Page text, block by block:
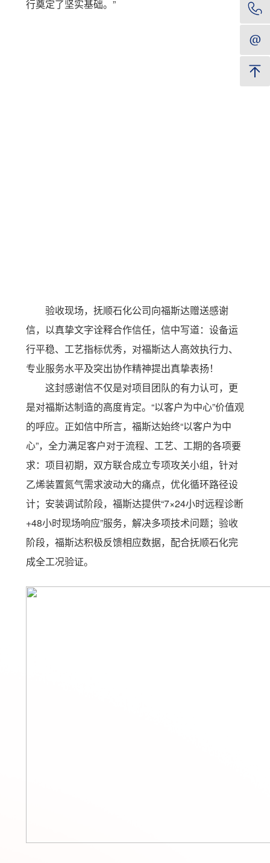
行奠定了坚实基础。”
验收现场，抚顺石化公司向福斯达赠送感谢
信，以真挚文字诠释合作信任，信中写道：设备运
行平稳、工艺指标优秀，对福斯达人高效执行力、
专业服务水平及突出协作精神提出真挚表扬！
这封感谢信不仅是对项目团队的有力认可，更
是对福斯达制造的高度肯定。“以客户为中心”价值观
的呼应。正如信中所言，福斯达始终“以客户为中
心”，全力满足客户对于流程、工艺、工期的各项要
求：项目初期，双方联合成立专项攻关小组，针对
乙烯装置氮气需求波动大的痛点，优化循环路径设
计；安装调试阶段，福斯达提供“7×24小时远程诊断
+48小时现场响应”服务，解决多项技术问题；验收
阶段，福斯达积极反馈相应数据，配合抚顺石化完
成全工况验证。